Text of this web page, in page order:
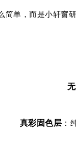
简单，而是小轩窗
真彩固色层 ：